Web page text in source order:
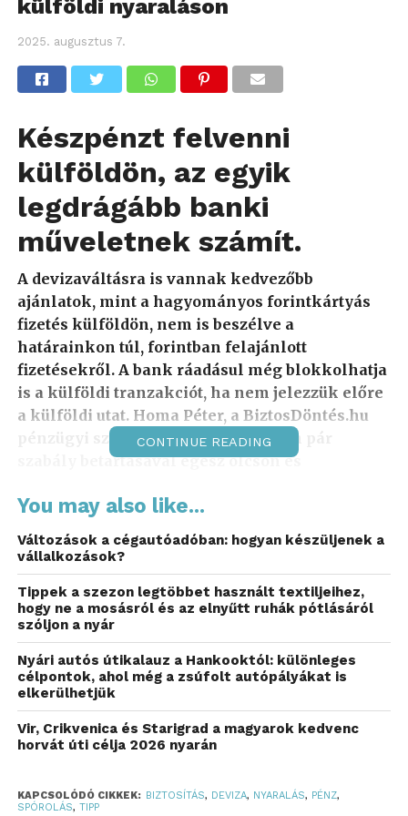
külföldi nyaraláson
2025. augusztus 7.
Készpénzt felvenni
külföldön, az egyik
legdrágább banki
műveletnek számít.
A devizaváltásra is vannak kedvezőbb
ajánlatok, mint a hagyományos forintkártyás
fizetés külföldön, nem is beszélve a
határainkon túl, forintban felajánlott
fizetésekről. A bank ráadásul még blokkolhatja
is a külföldi tranzakciót, ha nem jelezzük előre
a külföldi utat. Homa Péter, a BiztosDöntés.hu
pénzügyi szakértője szerint azonban pár
szabály betartásával egész olcsón és
fizetéseket.
Tervezz előre
Elsőre talán csábítónak tűnhet tervezés nélkül
nyakunkba venni a nagyvilágot, és sokszor
valóban jótékony hatással lehet a hangulatunkra a
spontaneitás. De nem a pénzügyekben.
A bankok, illetve pénzügyi szolgáltatók pontosan
tudják, hogy az ügyfeleik ilyenkor kevésbé
tudatosak. Nem figyelnek a drága banki díjakra,
spórolhatnának a külföldi fizetések során. Ennek
CONTINUE READING
You may also like...
Változások a cégautóadóban: hogyan készüljenek a
vállalkozások?
Tippek a szezon legtöbbet használt textiljeihez,
hogy ne a mosásról és az elnyűtt ruhák pótlásáról
szóljon a nyár
Nyári autós útikalauz a Hankooktól: különleges
célpontok, ahol még a zsúfolt autópályákat is
elkerülhetjük
Vir, Crikvenica és Starigrad a magyarok kedvenc
horvát úti célja 2026 nyarán
KAPCSOLÓDÓ CIKKEK: BIZTOSÍTÁS, DEVIZA, NYARALÁS, PÉNZ,
SPÓROLÁS, TIPP